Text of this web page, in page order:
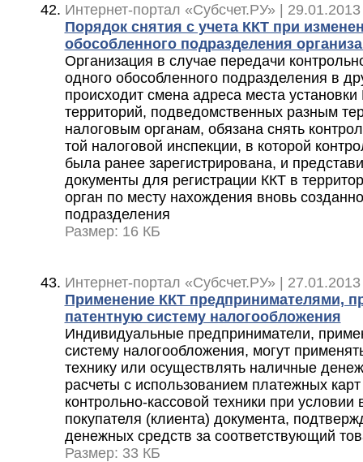
Интернет-портал «Субсчет.РУ» |
Порядок снятия с учета ККТ при
обособленного подразделения
Организация в случае передачи
одного обособленного подразделения в
происходит смена адреса места
территорий, подведомственных разным
налоговым органам, обязана снять
той налоговой инспекции, в которой
была ранее зарегистрирована, и
документы для регистрации ККТ в
орган по месту нахождения вновь
подразделения
Размер: 16 КБ
Интернет-портал «Субсчет.РУ» |
Применение ККТ предпринимателями,
патентную систему налогообложения
Индивидуальные предприниматели,
систему налогообложения, могут
технику или осуществлять наличные
расчеты с использованием платежных
контрольно-кассовой техники при
покупателя (клиента) документа,
денежных средств за соответствующий
Размер: 33 КБ